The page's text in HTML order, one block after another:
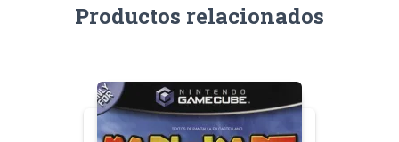
Productos relacionados